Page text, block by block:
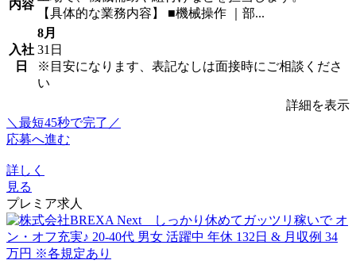
内容
【具体的な業務内容】 ■機械操作 ｜部...
入社
日
8月
31日
※目安になります、表記なしは面接時にご相談くださ
い
詳細を表示
＼最短45秒で完了／
応募へ進む
詳しく
見る
プレミア求人